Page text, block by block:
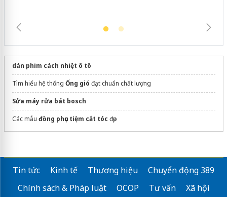
dán phim cách nhiệt ô tô
Tìm hiểu hệ thống Ống gió đạt chuẩn chất lượng
Sửa máy rửa bát bosch
Các mẫu đồng phục tiệm cắt tóc đẹp
Tin tức Kinh tế Thương hiệu
Chuyển động 389
Chính sách & Pháp luật
OCOP Tư vấn
Xã hội